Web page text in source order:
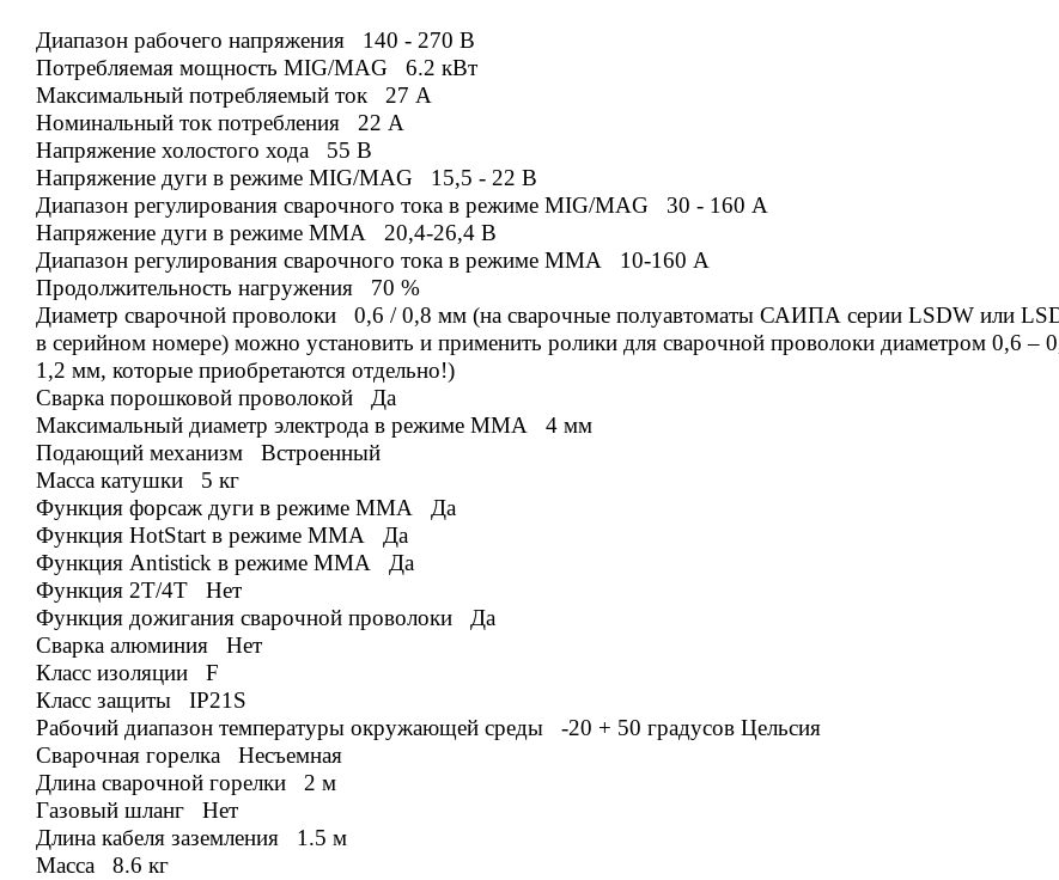
Диапазон рабочего напряжения 140 - 270 В
Потребляемая мощность MIG/MAG 6.2 кВт
Максимальный потребляемый ток 27 А
Номинальный ток потребления 22 А
Напряжение холостого хода 55 В
Напряжение дуги в режиме MIG/MAG 15,5 - 22 В
Диапазон регулирования сварочного тока в режиме MIG/MAG 30 - 160 А
Напряжение дуги в режиме ММА 20,4-26,4 В
Диапазон регулирования сварочного тока в режиме ММА 10-160 А
Продолжительность нагружения 70 %
Диаметр сварочной проволоки 0,6 / 0,8 мм (на сварочные полуавтоматы САИПА серии LSDW или
в серийном номере) можно установить и применить ролики для сварочной проволоки диаметром 0,6 –
1,2 мм, которые приобретаются отдельно!)
Сварка порошковой проволокой Да
Максимальный диаметр электрода в режиме ММА 4 мм
Подающий механизм Встроенный
Масса катушки 5 кг
Функция форсаж дуги в режиме ММА Да
Функция HotStart в режиме ММА Да
Функция Antistick в режиме ММА Да
Функция 2Т/4Т Нет
Функция дожигания сварочной проволоки Да
Сварка алюминия Нет
Класс изоляции F
Класс защиты IP21S
Рабочий диапазон температуры окружающей среды -20 + 50 градусов Цельсия
Сварочная горелка Несъемная
Длина сварочной горелки 2 м
Газовый шланг Нет
Длина кабеля заземления 1.5 м
Масса 8.6 кг